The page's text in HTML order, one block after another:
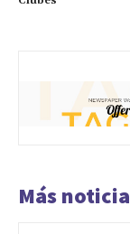
Más